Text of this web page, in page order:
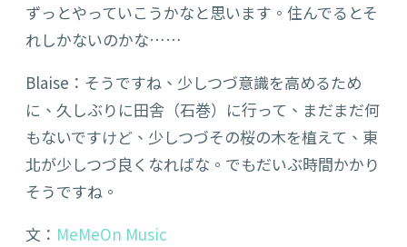
ずっとやっていこうかなと思います。住んでるとそ
れしかないのかな……
Blaise：そうですね、少しつづ意識を高めるため
に、久しぶりに田舎（石巻）に行って、まだまだ何
もないですけど、少しつづその桜の木を植えて、東
北が少しつづ良くなればな。でもだいぶ時間かかり
そうですね。
文： MeMeOn Music